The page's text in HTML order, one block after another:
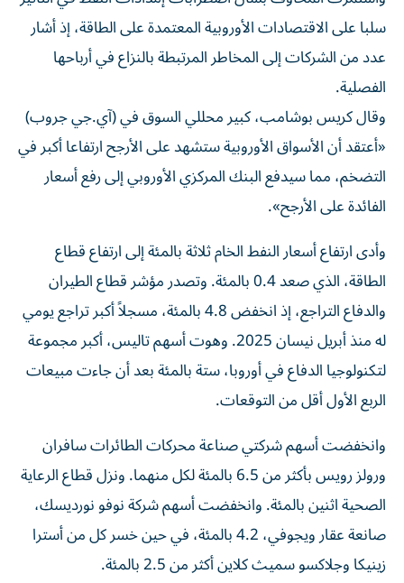
سلبا على الاقتصادات الأوروبية المعتمدة على الطاقة، ​إذ أشار
عدد من الشركات إلى المخاطر المرتبطة بالنزاع في أرباحها
‌الفصلية.
وقال كريس بوشامب، كبير محللي السوق في (آي.جي جروب)
«أعتقد أن الأسواق الأوروبية ستشهد على الأرجح ارتفاعا أكبر في
التضخم، مما سيدفع البنك المركزي الأوروبي إلى رفع ⁠أسعار
الفائدة على الأرجح».
وأدى ارتفاع أسعار النفط الخام ثلاثة بالمئة إلى ارتفاع قطاع
الطاقة، الذي صعد 0.4 بالمئة. وتصدر مؤشر قطاع الطيران
والدفاع التراجع، إذ انخفض 4.8 بالمئة، مسجلاً ​أكبر تراجع ‌يومي
له منذ أبريل نيسان 2025. وهوت أسهم تاليس، أكبر مجموعة
‌لتكنولوجيا الدفاع في أوروبا، ستة بالمئة بعد أن جاءت مبيعات
الربع الأول أقل من التوقعات.
وانخفضت أسهم شركتي صناعة محركات الطائرات سافران
ورولز رويس بأكثر من 6.5 بالمئة لكل منهما. ونزل ‌قطاع الرعاية
‌الصحية اثنين بالمئة. وانخفضت أسهم شركة نوفو نورديسك،
⁠صانعة عقار ويجوفي، 4.2 بالمئة، في حين خسر كل من ‌أسترا
زينيكا وجلاكسو سميث كلاين أكثر من 2.5 بالمئة.